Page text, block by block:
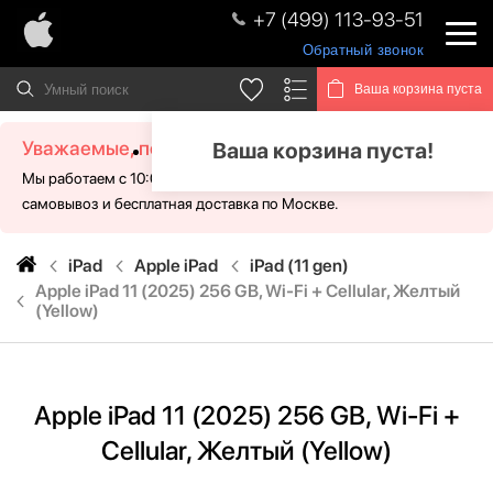
+7 (499) 113-93-51
Обратный звонок
Ваша корзина пуста
Ваша корзина пуста!
Уважаемые, посетители!
Мы работаем с 10:00 - 21:00 без выходных. Для Вас доступен
самовывоз и бесплатная доставка по Москве.
iPad Apple iPad
iPad (11 gen)
Apple iPad 11 (2025) 256 GB, Wi-Fi + Cellular, Желтый
(Yellow)
Apple iPad 11 (2025) 256 GB, Wi-Fi +
Cellular, Желтый (Yellow)